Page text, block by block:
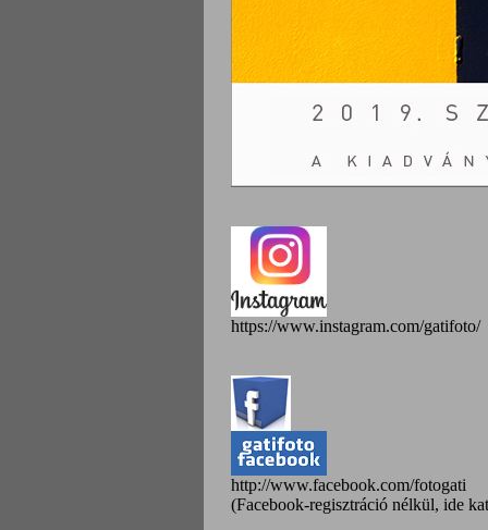
https://www.instagram.com/gatifoto/
http://www.facebook.com/fotogati
(Facebook-regisztráció nélkül, ide